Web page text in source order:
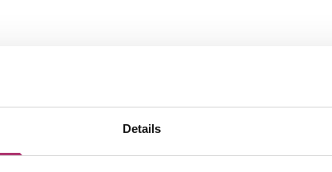
Details